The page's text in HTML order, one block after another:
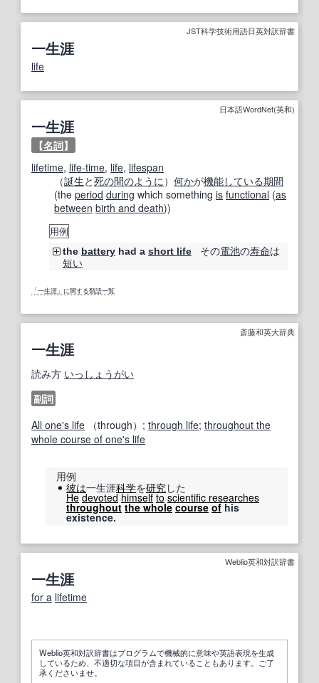
JST科学技術用語日英対訳辞書
一生涯
life
日本語WordNet(英和)
一生涯
【名詞】
lifetime, life-time, life, lifespan
（誕生と死の間のように） 何かが機能している期間
(the period during which something is functional (as
between birth and death))
用例
the battery had a short life その電池の寿命は
短い
「一生涯」に関する類語一覧
斎藤和英大辞典
一生涯
読み方 いっしょうがい
副詞
All one's life （through）; through life; throughout the
whole course of one's life
用例
彼は一生涯科学を研究した
He devoted himself to scientific researches
throughout the whole course ofhis
existence.
Weblio英和対訳辞書
一生涯
for a lifetime
Weblio英和対訳辞書はプログラムで機械的に意味や英語表現を生成
しているため、不適切な項目が含まれていることもあります。ご了
承くださいませ。